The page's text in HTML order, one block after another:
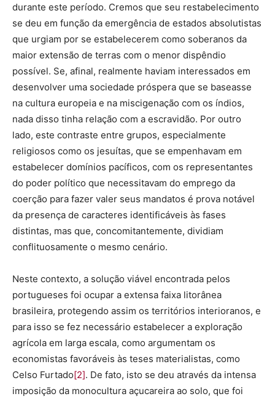
durante este período. Cremos que seu restabelecimento
se deu em função da emergência de estados absolutistas
que urgiam por se estabelecerem como soberanos da
maior extensão de terras com o menor dispêndio
possível. Se, afinal, realmente haviam interessados em
desenvolver uma sociedade próspera que se baseasse
na cultura europeia e na miscigenação com os índios,
nada disso tinha relação com a escravidão. Por outro
lado, este contraste entre grupos, especialmente
religiosos como os jesuítas, que se empenhavam em
estabelecer domínios pacíficos, com os representantes
do poder político que necessitavam do emprego da
coerção para fazer valer seus mandatos é prova notável
da presença de caracteres identificáveis às fases
distintas, mas que, concomitantemente, dividiam
conflituosamente o mesmo cenário.
Neste contexto, a solução viável encontrada pelos
portugueses foi ocupar a extensa faixa litorânea
brasileira, protegendo assim os territórios interioranos, e
para isso se fez necessário estabelecer a exploração
agrícola em larga escala, como argumentam os
economistas favoráveis às teses materialistas, como
Celso Furtado[2]. De fato, isto se deu através da intensa
imposição da monocultura açucareira ao solo, que foi